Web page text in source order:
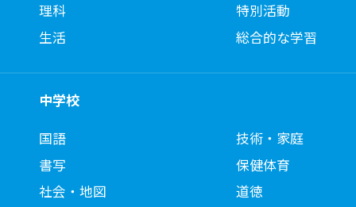
理科
生活
特別活動
総合的な学習
中学校
国語
書写
社会・地図
技術・家庭
保健体育
道徳